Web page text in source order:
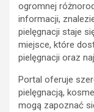
ogromnej
informacji,
pielęgnacji staje
miejsce, które
pielęgnacji oraz
Portal oferuje
pielęgnacją,
mogą zapoznać